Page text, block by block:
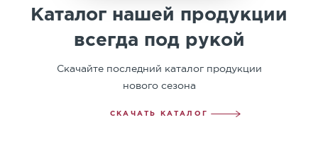
Каталог нашей продукции
всегда под рукой
Скачайте последний каталог продукции
нового сезона
СКАЧАТЬ КАТАЛОГ